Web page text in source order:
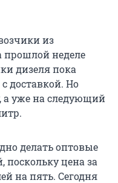
из
прошлой неделе
дизеля пока
доставкой. Но
уже на следующий
делать оптовые
поскольку цена за
на пять. Сегодня